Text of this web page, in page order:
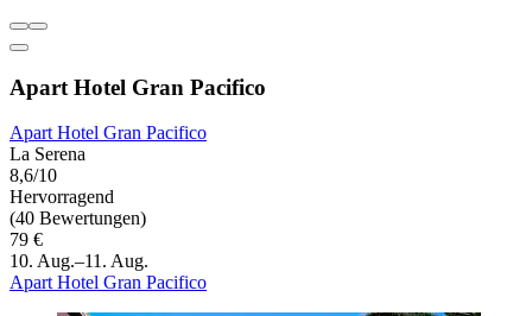
Apart Hotel Gran Pacifico
Apart Hotel Gran Pacifico
La Serena
8,6/10
Hervorragend
(40 Bewertungen)
79 €
10. Aug.–11. Aug.
Apart Hotel Gran Pacifico